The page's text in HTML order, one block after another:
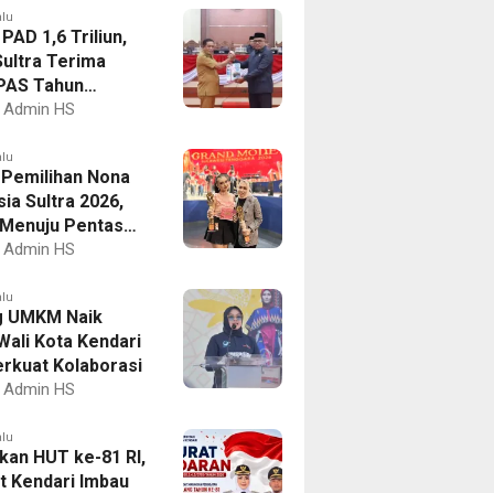
1,6 Triliun,
Terima
Tahun
2027
Admin HS
Nona
Sultra 2026,
Pentas
Admin HS
UMKM Naik
Kota Kendari
Kolaborasi
Admin HS
HUT ke-81 RI,
Kendari Imbau